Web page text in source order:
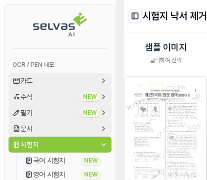
OCR / PEN 데모
카드
수식
NEW
필기 NEW
문서
시험지
국어 시험지
NEW
영어 시험지 NEW
Toggle Sidebar
시험지 낙서 제거
샘플 이미지
클릭하여 선택